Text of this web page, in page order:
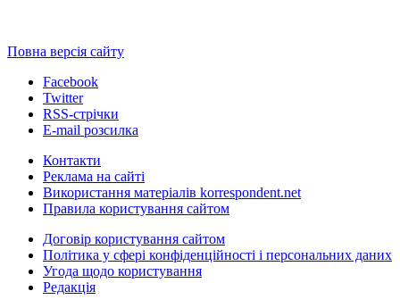
Повна версія сайту
Facebook
Twitter
RSS-стрічки
E-mail розсилка
Контакти
Реклама на сайті
Використання матеріалів korrespondent.net
Правила користування сайтом
Договір користування сайтом
Політика у сфері конфіденційності і персональних даних
Угода щодо користування
Редакція